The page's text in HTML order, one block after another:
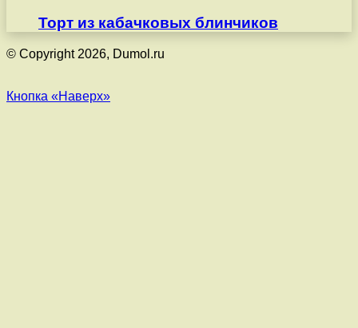
Торт из кабачковых блинчиков
© Copyright 2026, Dumol.ru
Кнопка «Наверх»